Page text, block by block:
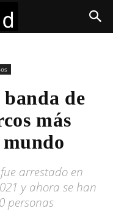
de
más
mundo
arrestado en
y ahora se han
personas